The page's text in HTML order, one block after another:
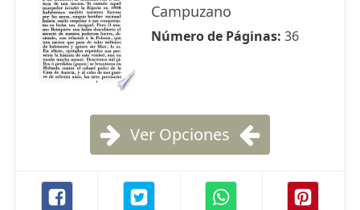
Campuzano
Número de Páginas: 36
Ver Opciones